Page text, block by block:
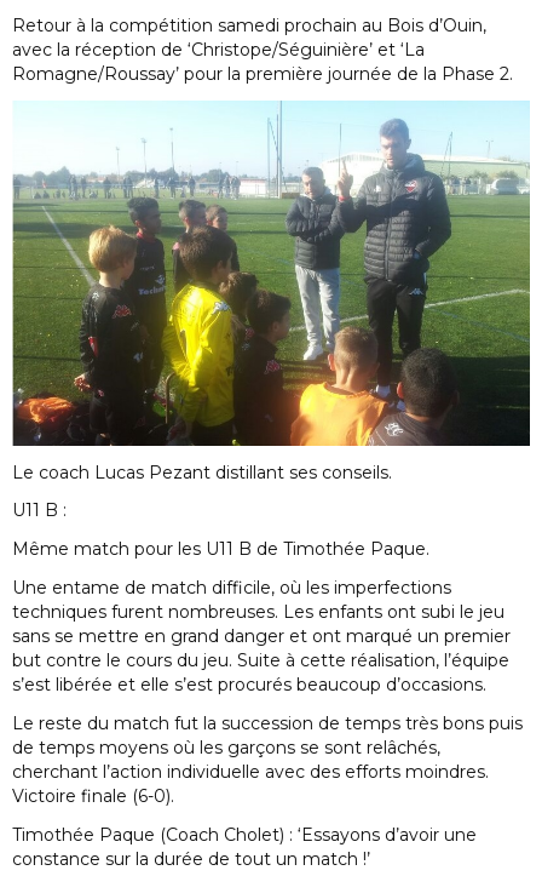
Retour à la compétition samedi prochain au Bois d’Ouin,
avec la réception de ‘Christope/Séguinière’ et ‘La
Romagne/Roussay’ pour la première journée de la Phase 2.
Le coach Lucas Pezant distillant ses conseils.
U11 B :
Même match pour les U11 B de Timothée Paque.
Une entame de match difficile, où les imperfections
techniques furent nombreuses. Les enfants ont subi le jeu
sans se mettre en grand danger et ont marqué un premier
but contre le cours du jeu. Suite à cette réalisation, l’équipe
s’est libérée et elle s’est procurés beaucoup d’occasions.
Le reste du match fut la succession de temps très bons puis
de temps moyens où les garçons se sont relâchés,
cherchant l’action individuelle avec des efforts moindres.
Victoire finale (6-0).
Timothée Paque (Coach Cholet) : ‘Essayons d’avoir une
constance sur la durée de tout un match !’